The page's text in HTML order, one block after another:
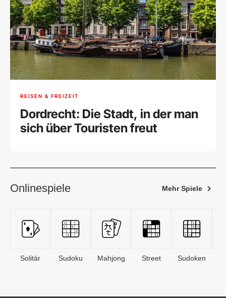
REISEN & FREIZEIT
Dordrecht: Die Stadt, in der man
sich über Touristen freut
Onlinespiele Mehr Spiele
Solitär Sudoku Mahjong Street Sudoken